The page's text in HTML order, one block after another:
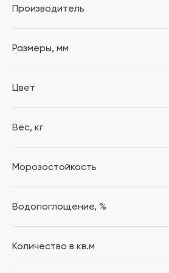
Производитель
Размеры, мм
Цвет
Вес, кг
Морозостойкость
Водопоглощение, %
Количество в кв.м